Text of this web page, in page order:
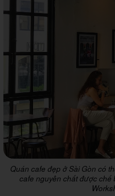
Quán cafe đẹp ở Sài Gòn có
cafe nguyên chất được chế